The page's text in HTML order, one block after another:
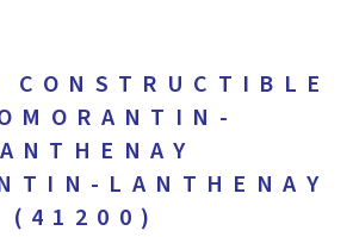
CONSTRUCTIBLE
LANTHENAY
(41200)